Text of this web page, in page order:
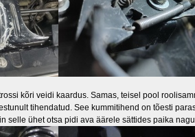
kõri veidi kaardus. Samas, teisel pool
tihendatud. See kummitihend on tõesti
selle ühet otsa pidi ava äärele sättides paika